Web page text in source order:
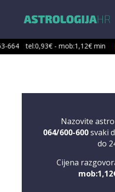
664 tel:0,93€ - mob:1,12€ min
Nazovite
064/600-600svaki
do
Cijena